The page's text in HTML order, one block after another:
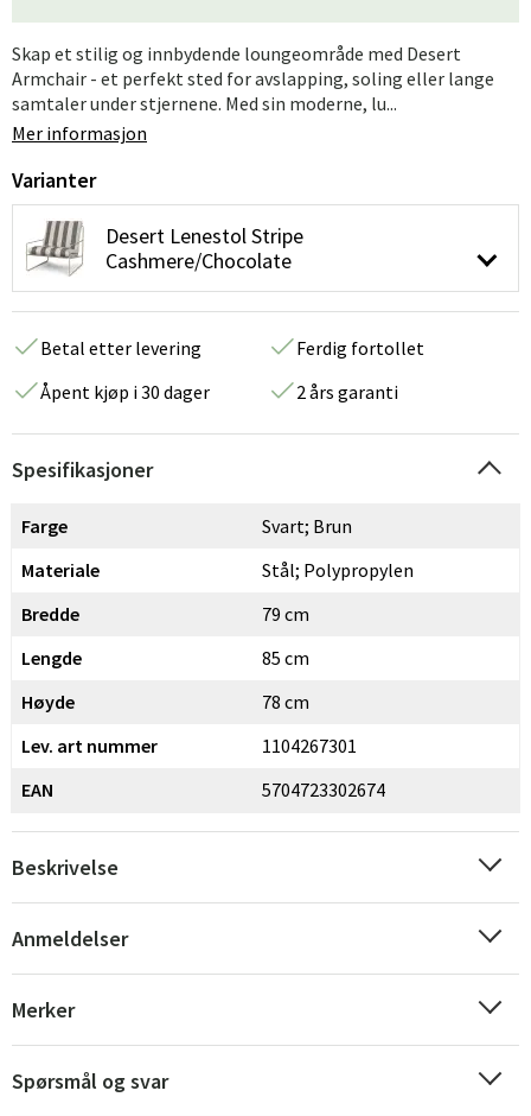
Norge
Suomi
Skap et stilig og innbydende loungeområde med Desert
Armchair - et perfekt sted for avslapping, soling eller lange
samtaler under stjernene. Med sin moderne, lu...
Mer informasjon
Varianter
Desert Lenestol Stripe
Cashmere/Chocolate
Betal etter levering
Ferdig fortollet
Åpent kjøp i 30 dager
2 års garanti
Spesifikasjoner
Farge
Svart; Brun
Materiale
Stål; Polypropylen
Bredde
79 cm
Lengde
85 cm
Høyde
78 cm
Lev. art nummer
1104267301
EAN
5704723302674
Beskrivelse
Anmeldelser
Merker
Spørsmål og svar